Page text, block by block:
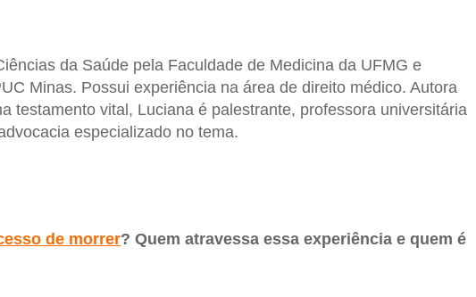
da Saúde pela Faculdade de Medicina da UFMG e
Minas. Possui experiência na área de direito médico. Autora
testamento vital, Luciana é palestrante, professora universitária
especializado no tema.
de morrer? Quem atravessa essa experiência e quem é